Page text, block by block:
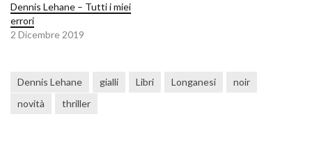
Dennis Lehane – Tutti i miei
errori
2 Dicembre 2019
Dennis Lehane gialli Libri Longanesi
noir
novità
thriller